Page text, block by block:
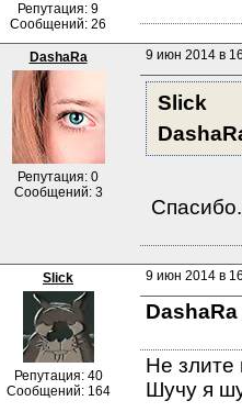
Репутация: 9
Сообщений: 26
DashaRa
Репутация: 0
Сообщений: 3
9 июн 2014 в
Slick
Slick
Репутация: 40
Сообщений: 164
9 июн 2014 в
DashaRa
Не злите
Шучу я